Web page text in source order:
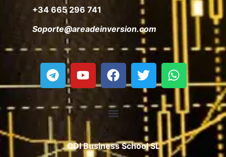
+34 665 296 741
Soporte@areadeinversion.com
CDI Business School SL